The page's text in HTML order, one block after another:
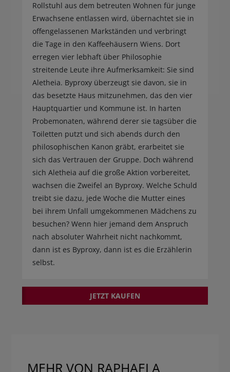
Rollstuhl aus dem betreuten Wohnen für junge
Erwachsene entlassen wird, übernachtet sie in
offengelassenen Markständen und verbringt
die Tage in den Kaffeehäusern Wiens. Dort
erregen vier lebhaft über Philosophie
streitende Leute ihre Aufmerksamkeit: Sie sind
Aletheia. Byproxy überzeugt sie davon, sie in
das besetzte Haus mitzunehmen, das den vier
Hauptquartier und Kommune ist. In harten
Probemonaten, während derer sie tagsüber die
Toiletten putzt und sich abends durch den
philosophischen Kanon gräbt, erarbeitet sie
sich das Vertrauen der Gruppe. Doch während
sich Aletheia auf die große Aktion vorbereitet,
wachsen die Zweifel an Byproxy. Welche Schuld
treibt sie dazu, jede Woche die Mutter eines
bei ihrem Unfall umgekommenen Mädchens zu
besuchen? Wenn hier jemand dem Anspruch
nach absoluter Wahrheit nicht nachkommt,
dann ist es Byproxy, dann ist es die Erzählerin
selbst.
JETZT KAUFEN
MEHR VON RAPHAELA